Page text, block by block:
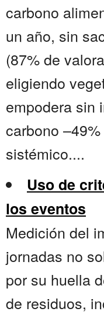
carbono
un año, sin
(87% de
eligiendo
empodera sin
carbono
sistémico....
Uso de
los eventos
Medición del
jornadas no
por su huella
de residuos,